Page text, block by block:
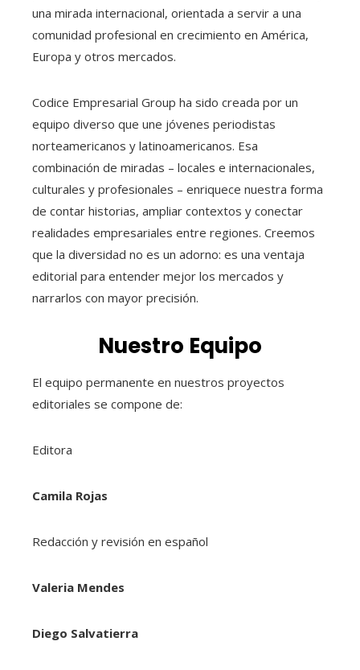
una mirada internacional, orientada a servir a una
comunidad profesional en crecimiento en América,
Europa y otros mercados.
Codice Empresarial Group ha sido creada por un
equipo diverso que une jóvenes periodistas
norteamericanos y latinoamericanos. Esa
combinación de miradas – locales e internacionales,
culturales y profesionales – enriquece nuestra forma
de contar historias, ampliar contextos y conectar
realidades empresariales entre regiones. Creemos
que la diversidad no es un adorno: es una ventaja
editorial para entender mejor los mercados y
narrarlos con mayor precisión.
Nuestro Equipo
El equipo permanente en nuestros proyectos
editoriales se compone de:
Editora
Camila Rojas
Redacción y revisión en español
Valeria Mendes
Diego Salvatierra